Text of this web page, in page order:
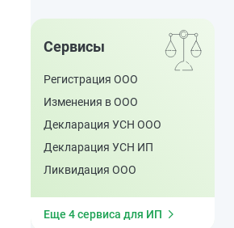
Сервисы
Регистрация ООО
Изменения в ООО
Декларация УСН ООО
Декларация УСН ИП
Ликвидация ООО
Еще 4 сервиса для ИП